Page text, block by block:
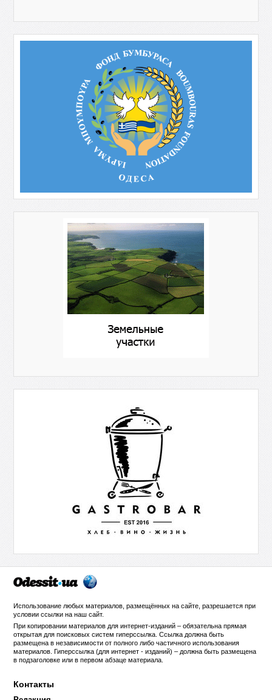
Использование любых материалов, размещённых на сайте, разрешается при
условии ссылки нанаш сайт.
При копировании материалов для интернет-изданий – обязательна прямая
открытая для поисковых систем гиперссылка. Ссылка должна быть
размещена в независимости от полного либо частичного использования
материалов. Гиперссылка (для интернет - изданий) – должна быть размещена
в подзаголовке или в первом абзаце материала.
Контакты